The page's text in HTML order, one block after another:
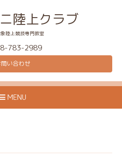
陸上クラブ
陸上競技専門教室
783-2989
問い合わせ
MENU